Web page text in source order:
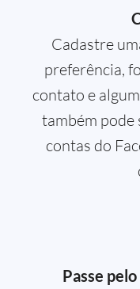
Cadastre
preferência,
contato e
também pode
contas do
Passe